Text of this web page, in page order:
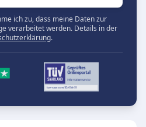
ich zu, dass meine Daten zur
verarbeitet werden. Details in der
.